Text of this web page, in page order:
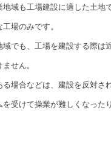
域も工場建設に適した土地
場のみです。
域でも、工場を建設する際は
せん。
る場合などは、建設を反対さ
受けて操業が難しくなった